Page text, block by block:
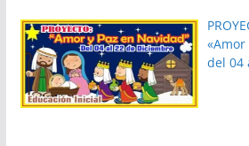
«Amor
del 04